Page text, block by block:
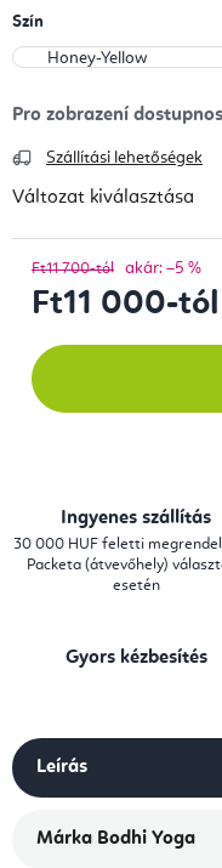
Szín
Szállítási lehetőségek
Változat kiválasztása
Ft11 700-tól akár: –5 %
Ft11 000-tól
Ingyenes szállítás
30 000 HUF feletti
Packeta (átvevőhely)
esetén
Gyors kézbesítés
Leírás
Márka Bodhi Yoga